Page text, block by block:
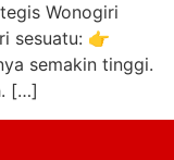
Wonogiri
sesuatu: 👉
semakin tinggi.
[…]